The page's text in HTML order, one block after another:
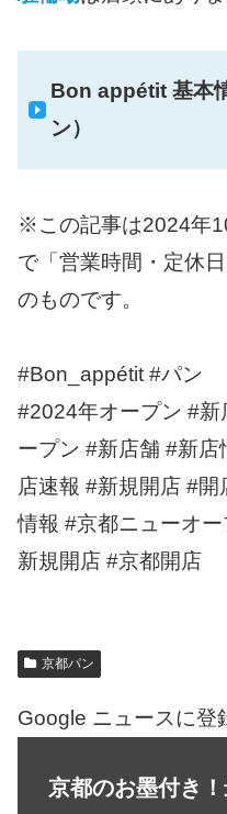
Bon appétit 基本
ン）
※この記事は2024年
で「営業時間・定休
のものです。
#Bon_appétit #パン
#2024年オープン #新
ープン #新店舗 #新
店速報 #新規開店 #
情報 #京都ニューオ
新規開店 #京都開店
京都パン
Google ニュースに登
京都のお墨付き